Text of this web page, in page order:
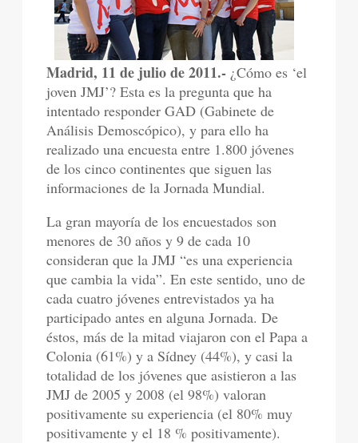
Madrid, 11 de julio de 2011.- ¿Cómo es ‘el
joven JMJ’? Esta es la pregunta que ha
intentado responder GAD (Gabinete de
Análisis Demoscópico), y para ello ha
realizado una encuesta entre 1.800 jóvenes
de los cinco continentes que siguen las
informaciones de la Jornada Mundial.
La gran mayoría de los encuestados son
menores de 30 años y 9 de cada 10
consideran que la JMJ “es una experiencia
que cambia la vida”. En este sentido, uno de
cada cuatro jóvenes entrevistados ya ha
participado antes en alguna Jornada. De
éstos, más de la mitad viajaron con el Papa a
Colonia (61%) y a Sídney (44%), y casi la
totalidad de los jóvenes que asistieron a las
JMJ de 2005 y 2008 (el 98%) valoran
positivamente su experiencia (el 80% muy
positivamente y el 18 % positivamente).